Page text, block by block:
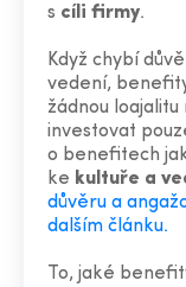
s cíli firmy.
Když chybí
vedení,
žádnou
investovat
o benefitech
ke kultuře a
důvěru a
dalším článku.
To, jaké